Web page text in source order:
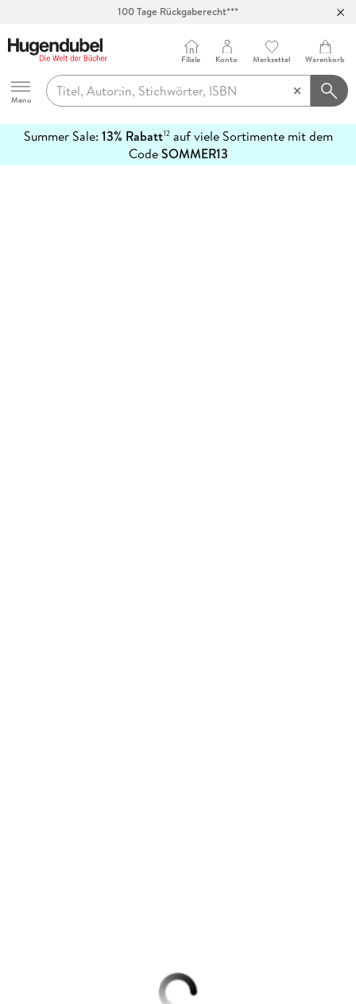
100 Tage Rückgaberecht***
Hugendubel
Menu
Filiale Konto Merkzettel Warenkorb
Summer Sale: 13% Rabatt12auf viele Sortimente mit dem
CodeSOMMER13
erfahren